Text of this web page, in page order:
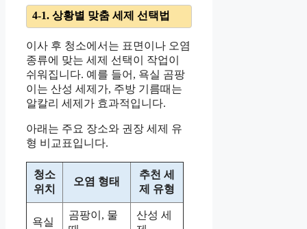
4-1. 상황별 맞춤 세제 선택법
이사 후 청소에서는 표면이나 오염
종류에 맞는 세제 선택이 작업이
쉬워집니다. 예를 들어, 욕실 곰팡
이는 산성 세제가, 주방 기름때는
알칼리 세제가 효과적입니다.
아래는 주요 장소와 권장 세제 유
형 비교표입니다.
청소
위치
오염 형태
추천 세
제 유형
욕실
곰팡이, 물
산성 세